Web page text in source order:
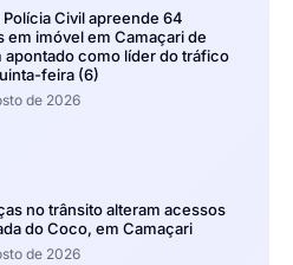
Civil apreende 64
em imóvel em Camaçari de
apontado como líder do tráfico
feira (6)
de 2026
no trânsito alteram acessos
do Coco, em Camaçari
de 2026